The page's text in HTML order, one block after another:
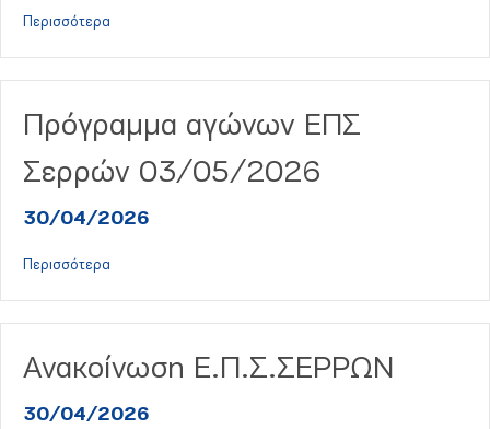
Περισσότερα
Πρόγραμμα αγώνων ΕΠΣ
Σερρών 03/05/2026
30/04/2026
Περισσότερα
Ανακοίνωση Ε.Π.Σ.ΣΕΡΡΩΝ
30/04/2026